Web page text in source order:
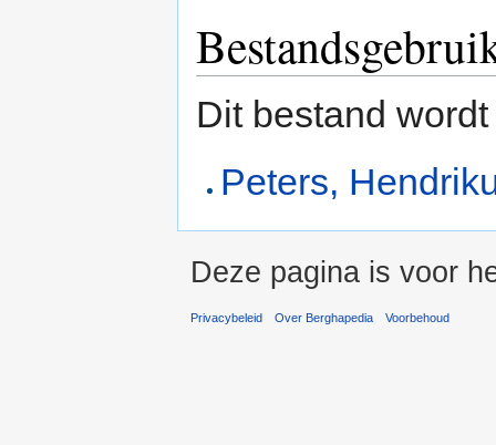
Dit bestand
Peters,
Deze pagina is voor
Privacybeleid Over Berghapedia Voorbehoud